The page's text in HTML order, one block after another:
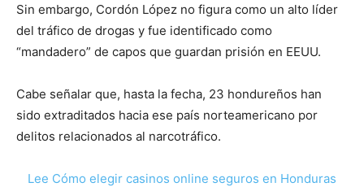
Sin embargo, Cordón López no figura como un alto líder
del tráfico de drogas y fue identificado como
“mandadero” de capos que guardan prisión en EEUU.
Cabe señalar que, hasta la fecha, 23 hondureños han
sido extraditados hacia ese país norteamericano por
delitos relacionados al narcotráfico.
Lee Cómo elegir casinos online seguros en Honduras